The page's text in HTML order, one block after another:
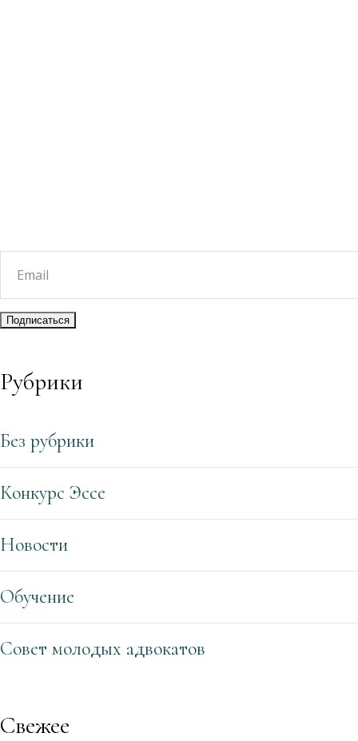
Рубрики
Без рубрики
Конкурс Эссе
Новости
Обучение
Совет молодых адвокатов
Свежее